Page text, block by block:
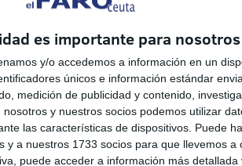
es importante para nosotros
y/o accedemos a información en un
únicos e información estándar
medición de publicidad y contenido,
y nuestros socios podemos utilizar
las características de dispositivos. Puede
y a nuestros 1733 socios para que llevemos a
puede acceder a información más detallada
cuenta con un acceso través de